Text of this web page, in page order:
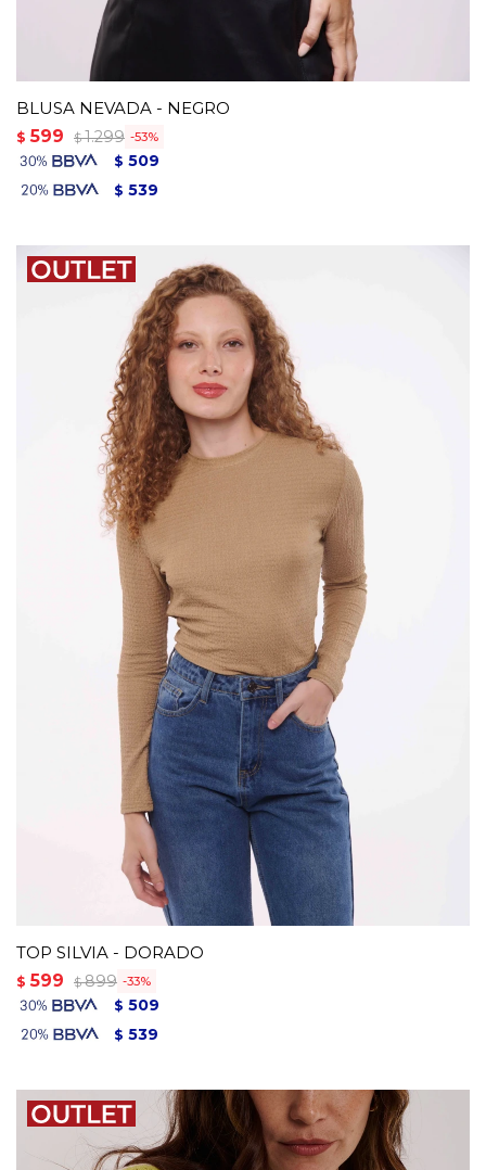
BLUSA NEVADA - NEGRO
$ 599 $ 1.299 53
$ 509
$ 539
TOP SILVIA - DORADO
$ 599 $ 899 33
$ 509
$ 539